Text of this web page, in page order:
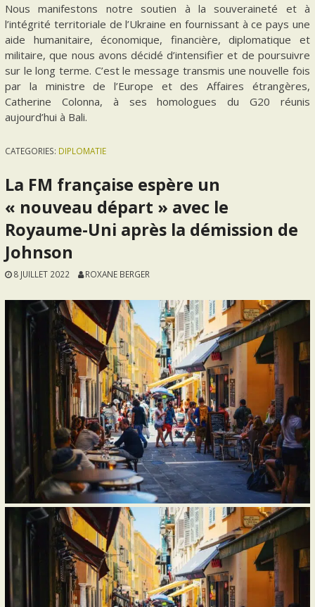
Nous manifestons notre soutien à la souveraineté et à
l’intégrité territoriale de l’Ukraine en fournissant à ce pays une
aide humanitaire, économique, financière, diplomatique et
militaire, que nous avons décidé d’intensifier et de poursuivre
sur le long terme. C’est le message transmis une nouvelle fois
par la ministre de l’Europe et des Affaires étrangères,
Catherine Colonna, à ses homologues du G20 réunis
aujourd’hui à Bali.
CATEGORIES: DIPLOMATIE
La FM française espère un
« nouveau départ » avec le
Royaume-Uni après la démission de
Johnson
8 JUILLET 2022 ROXANE BERGER